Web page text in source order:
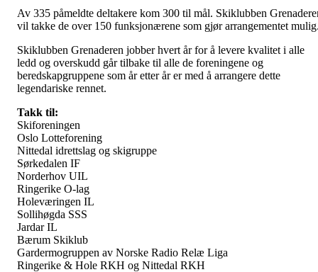
Av 335 påmeldte deltakere kom 300 til mål. Skiklubben
vil takke de over 150 funksjonærene som gjør arrangementet
Skiklubben Grenaderen jobber hvert år for å levere kvalitet i alle
ledd og overskudd går tilbake til alle de foreningene og
beredskapgruppene som år etter år er med å arrangere dette
legendariske rennet.
Takk til:
Skiforeningen
Oslo Lotteforening
Nittedal idrettslag og skigruppe
Sørkedalen IF
Norderhov UIL
Ringerike O-lag
Holeværingen IL
Sollihøgda SSS
Jardar IL
Bærum Skiklub
Gardermogruppen av Norske Radio Relæ Liga
Ringerike & Hole RKH og Nittedal RKH